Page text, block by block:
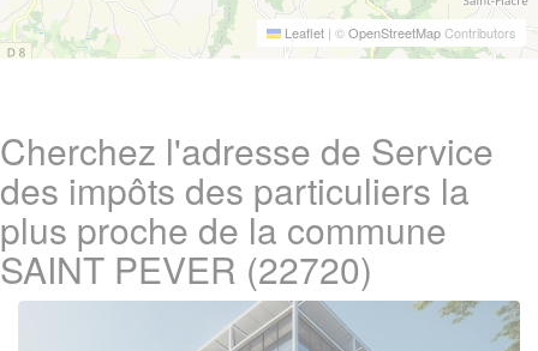
Leaflet | ©OpenStreetMapContributors
Cherchez l'adresse de Service
des impôts des particuliers la
plus proche de la commune
SAINT PEVER (22720)